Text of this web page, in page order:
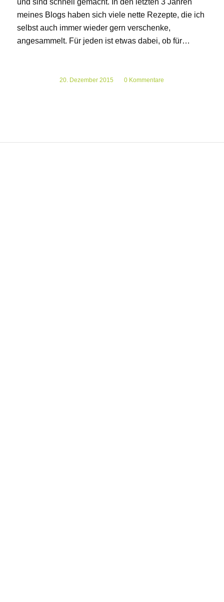
und sind schnell gemacht. In den letzten 3 Jahren
meines Blogs haben sich viele nette Rezepte, die ich
selbst auch immer wieder gern verschenke,
angesammelt. Für jeden ist etwas dabei, ob für…
20. Dezember 2015
/ 0 Kommentare